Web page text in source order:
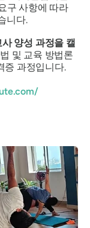
구 사항에 따라
니다.
양성 과정을 캘
및 교육 방법론
증 과정입니다.